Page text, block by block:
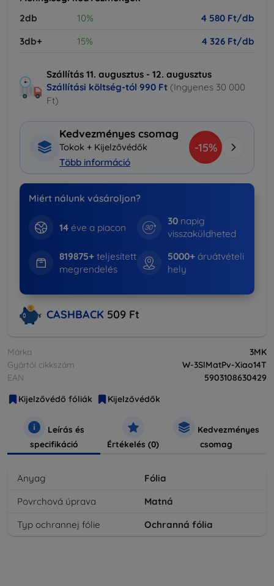
2db
10%
4 580 Ft/db
3db+
15% 4 326 Ft/db
Szállítás 11. augusztus - 12. augusztus
Szállítási költség-tól 990 Ft (Ingyenes 30 000
Ft)
Kedvezményes csomag
Tokok + Kijelzővédők
Több információ
-15%
Miért nálunk vásároljon?
14éve a piacon
30 napig
visszaküldheted
819875+teljesített
megrendelés
5000+ áruátvételi
hely
CASHBACK 509 Ft
Márka
3MK
Gyártói cikkszám
W-3SlMatPv-Xiao14T
EAN
5903108630429
Kijelzővédő fóliák
Kijelzővédők
Leírás és
specifikáció
Értékelés (0)
Kedvezményes
csomag
Anyag
Fólia
Povrchová úprava
Matná
Typ ochrannej fólie
Ochranná fólia